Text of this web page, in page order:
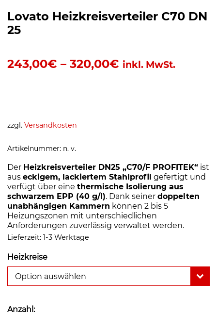
Lovato Heizkreisverteiler C70 DN
25
243,00€ – 320,00€ inkl. MwSt.
zzgl. Versandkosten
Artikelnummer: n. v.
Der Heizkreisverteiler DN25 „C70/F PROFITEK“ ist
aus eckigem, lackiertem Stahlprofil gefertigt und
verfügt über eine thermische Isolierung aus
schwarzem EPP (40 g/l). Dank seiner doppelten
unabhängigen Kammern können 2 bis 5
Heizungszonen mit unterschiedlichen
Anforderungen zuverlässig verwaltet werden.
Lieferzeit: 1-3 Werktage
Heizkreise
Option auswählen
Anzahl: